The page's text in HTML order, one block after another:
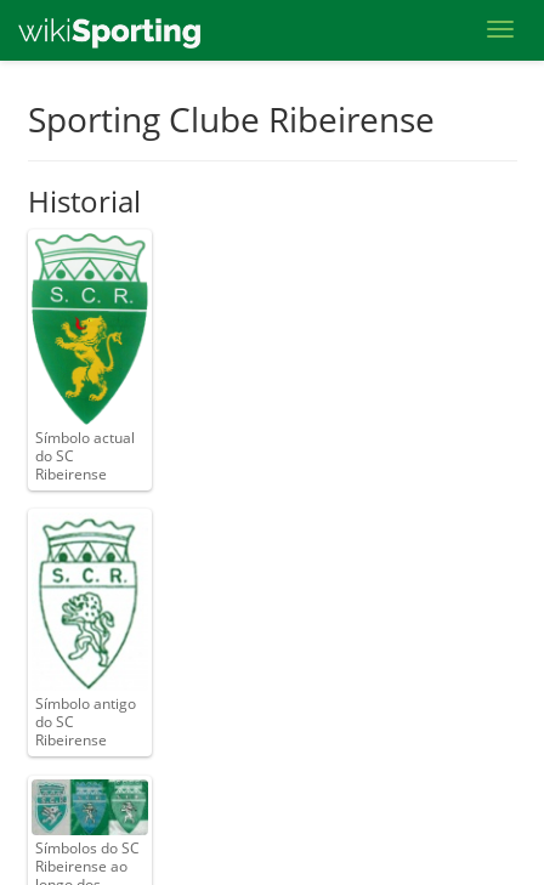
content
Sporting Clube Ribeirense
Historial
Símbolo actual
do SC
Ribeirense
Símbolo antigo
do SC
Ribeirense
Símbolos do SC
Ribeirense ao